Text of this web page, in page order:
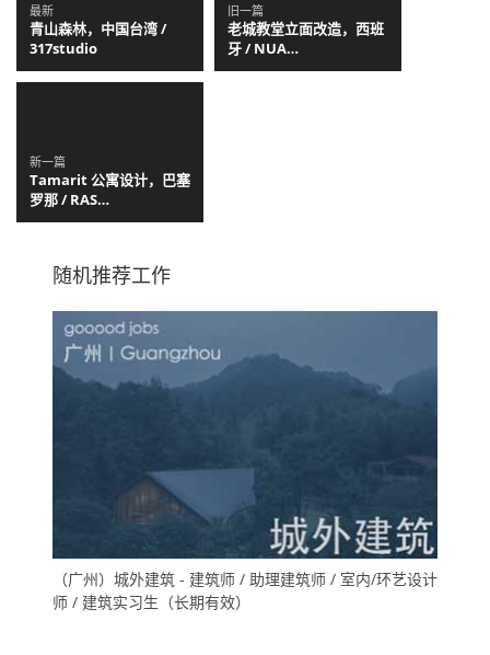
最新
青山森林，中国台湾 /
317studio
旧一篇
老城教堂立面改造，西班
牙 / NUA
Arquitectures
新一篇
Tamarit 公寓设计，巴塞
罗那 / RAS
Arquitectura
随机推荐工作
（广州）城外建筑 - 建筑师 / 助理建筑师 / 室内/环艺设计
师 / 建筑实习生（长期有效）